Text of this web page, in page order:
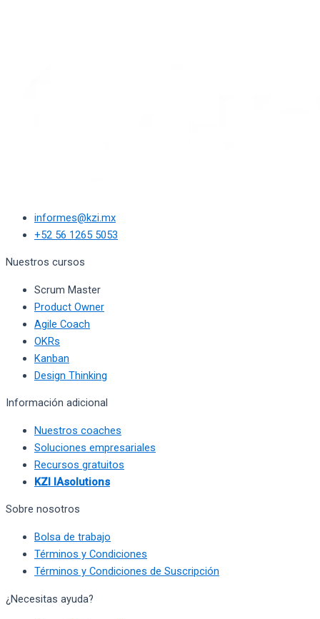
informes@kzi.mx
+52 56 1265 5053
Nuestros cursos
Scrum Master
Product Owner
Agile Coach
OKRs
Kanban
Design Thinking
Información adicional
Nuestros coaches
Soluciones empresariales
Recursos gratuitos
KZI IAsolutions
Sobre nosotros
Bolsa de trabajo
Términos y Condiciones
Términos y Condiciones de Suscripción
¿Necesitas ayuda?